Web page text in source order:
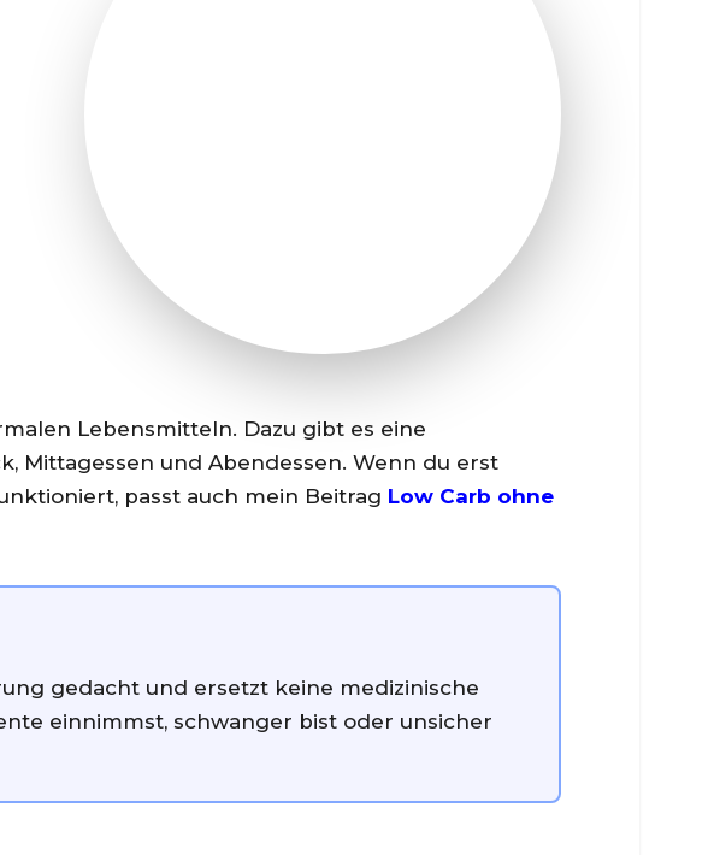
Lebensmitteln. Dazu gibt es eine
Mittagessen und Abendessen. Wenn du erst
passt auch mein Beitrag Low Carb ohne
gedacht und ersetzt keine medizinische
einnimmst, schwanger bist oder unsicher